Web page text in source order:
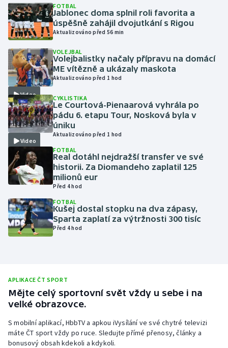
Jezdectví
Judo
Krasobruslení
Lezení
Lyže a snowboard
Moderní pětiboj
Motorsport
Olympijské hry
Parasport
Plavání
Rychlostní kanoistika
FOTBAL
Jablonec doma splnil roli favorita a
úspěšně zahájil dvojutkání s Rigou
Aktualizováno před 56 min
Video
VOLEJBAL
Volejbalistky načaly přípravu na domácí
ME vítězně a ukázaly maskota
Aktualizováno před 1 hod
Video
CYKLISTIKA
Le Courtová-Pienaarová vyhrála po
pádu 6. etapu Tour, Nosková byla v
úniku
Aktualizováno před 1 hod
FOTBAL
Real dotáhl nejdražší transfer ve své
historii. Za Diomandeho zaplatil 125
milionů eur
Před 4 hod
FOTBAL
Kušej dostal stopku na dva zápasy,
Sparta zaplatí za výtržnosti 300 tisíc
Před 4 hod
APLIKACE ČT SPORT
Mějte celý sportovní svět vždy u sebe i na
velké obrazovce.
S mobilní aplikací, HbbTV a apkou iVysílání ve své chytré televizi
máte ČT sport vždy po ruce. Sledujte přímé přenosy, články a
bonusový obsah kdekoli a kdykoli.